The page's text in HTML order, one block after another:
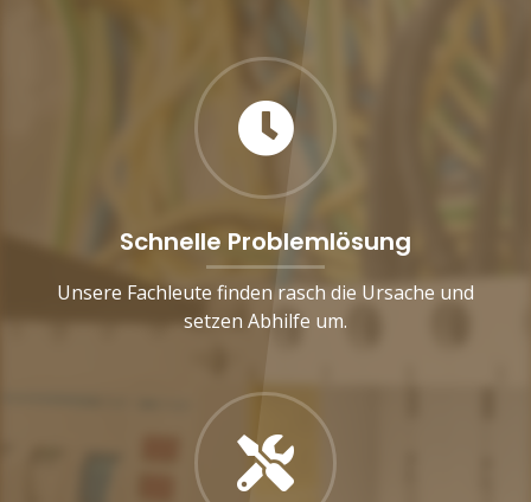
Schnelle Problemlösung
Unsere Fachleute finden rasch die Ursache und
setzen Abhilfe um.